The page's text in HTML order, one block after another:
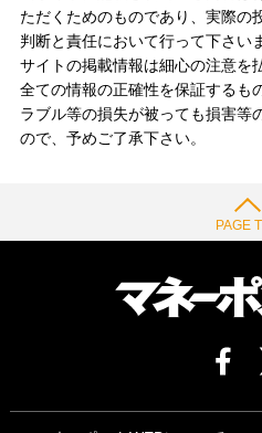
ただくためのものであり、実際の
判断と責任において行って下さい
サイトの掲載情報は細心の注意を
全ての情報の正確性を保証するも
ラブル等の損失が被っても損害等
ので、予めご了承下さい。
PAGE